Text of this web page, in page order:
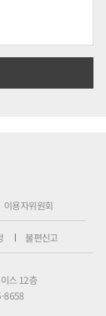
이용자위원회
불편신고
스 12층
8658